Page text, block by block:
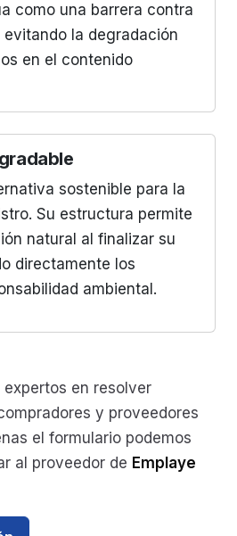
como una barrera contra
evitando la degradación
en el contenido
sostenible para la
Su estructura permite
natural al finalizar su
directamente los
ambiental.
expertos en resolver
y proveedores
el formulario podemos
al proveedor de Emplaye